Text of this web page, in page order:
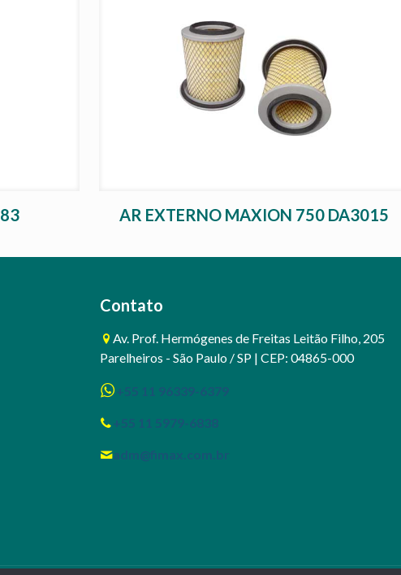
AR EXTERNO MAXION 750 DA3015
Contato
Av. Prof. Hermógenes de Freitas Leitão Filho, 205
Parelheiros - São Paulo / SP | CEP: 04865-000
+55 11 96339-6379
+55 11 5979-6838
adm@fimax.com.br